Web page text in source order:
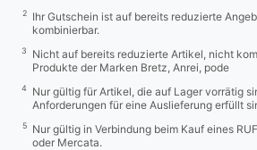
2
Ihr Gutschein ist auf bereits reduzierte
kombinierbar.
3
Nicht auf bereits reduzierte Artikel, nicht
Produkte der Marken Bretz, Anrei, pode
4
Nur gültig für Artikel, die auf Lager vorrätig
Anforderungen für eine Auslieferung erfüllt
5
Nur gültig in Verbindung beim Kauf eines
oder Mercata.